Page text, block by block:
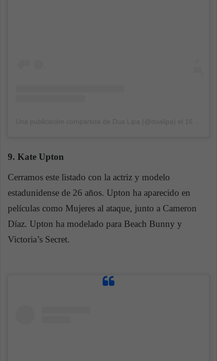
9. Kate Upton
Cerramos este listado con la actriz y modelo
estadunidense de 26 años. Upton ha aparecido en
películas como Mujeres al ataque, junto a Cameron
Díaz. Upton ha modelado para Beach Bunny y
Victoria’s Secret.